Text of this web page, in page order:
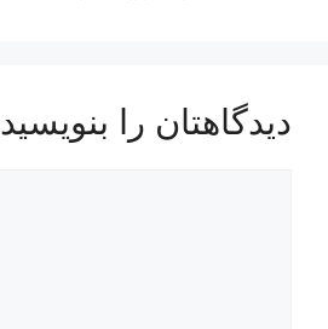
دیدگاهتان را بنویسید